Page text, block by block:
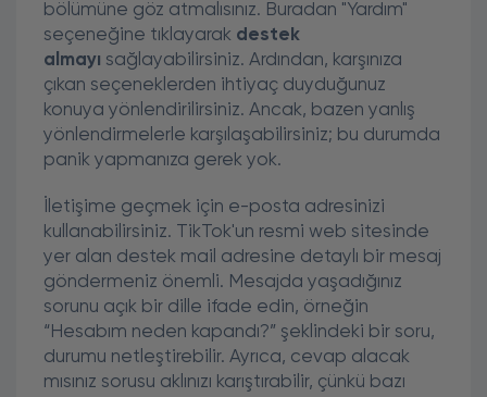
bölümüne göz atmalısınız. Buradan "Yardım"
seçeneğine tıklayarak destek
almayı sağlayabilirsiniz. Ardından, karşınıza
çıkan seçeneklerden ihtiyaç duyduğunuz
konuya yönlendirilirsiniz. Ancak, bazen yanlış
yönlendirmelerle karşılaşabilirsiniz; bu durumda
panik yapmanıza gerek yok.
İletişime geçmek için e-posta adresinizi
kullanabilirsiniz. TikTok'un resmi web sitesinde
yer alan destek mail adresine detaylı bir mesaj
göndermeniz önemli. Mesajda yaşadığınız
sorunu açık bir dille ifade edin, örneğin
“Hesabım neden kapandı?” şeklindeki bir soru,
durumu netleştirebilir. Ayrıca, cevap alacak
mısınız sorusu aklınızı karıştırabilir, çünkü bazı